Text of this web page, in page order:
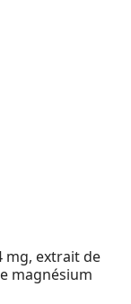
mg, extrait de
magnésium